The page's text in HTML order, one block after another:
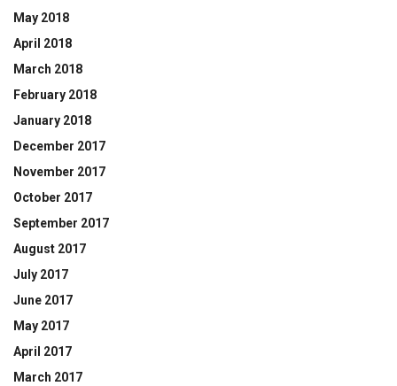
May 2018
April 2018
March 2018
February 2018
January 2018
December 2017
November 2017
October 2017
September 2017
August 2017
July 2017
June 2017
May 2017
April 2017
March 2017